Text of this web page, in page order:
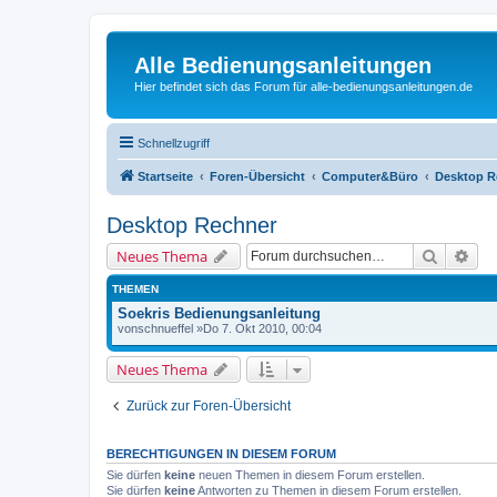
Alle Bedienungsanleitungen
Hier befindet sich das Forum für alle-bedienungsanleitungen.de
Schnellzugriff
Startseite Foren-Übersicht Computer&Büro Desktop
Desktop Rechner
Neues Thema Suche
THEMEN
Soekris Bedienungsanleitung
vonschnueffel »Do 7. Okt 2010, 00:04
Neues Thema
Zurück zur Foren-Übersicht
BERECHTIGUNGEN IN DIESEM FORUM
Sie dürfen keine neuen Themen in diesem Forum erstellen.
Sie dürfen keineAntworten zu Themen in diesem Forum erstellen.